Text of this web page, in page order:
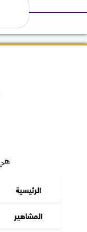
الرئيسية
المشاهير